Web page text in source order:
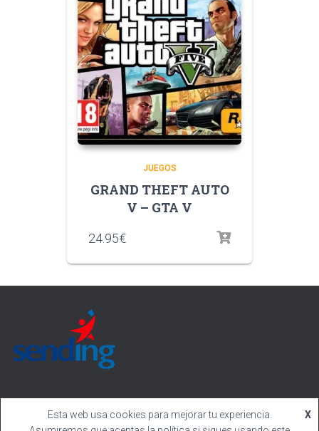
JUEGOS
GRAND THEFT AUTO
V – GTA V
24.95€
Esta web usa cookies para mejorar tu experiencia.
X